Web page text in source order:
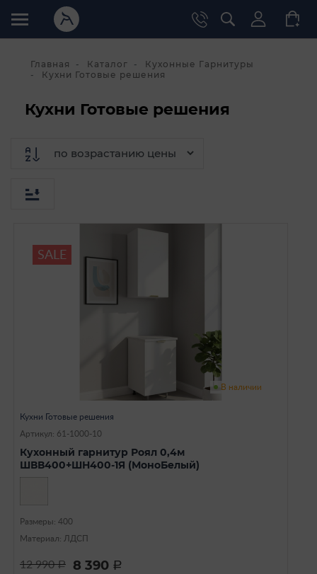
Главная Каталог
Кухонные Гарнитуры
Кухни Готовые решения
Кухни Готовые решения
SALE
В наличии
Кухни Готовые решения
Артикул: 61-1000-10
Кухонный гарнитур Роял 0,4м
ШВВ400+ШН400-1Я (МоноБелый)
Размеры: 400
Материал: ЛДСП
12 990a 8 390 a